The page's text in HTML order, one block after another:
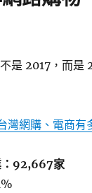
是 2017，而是
灣網購、電商有
：92,667家